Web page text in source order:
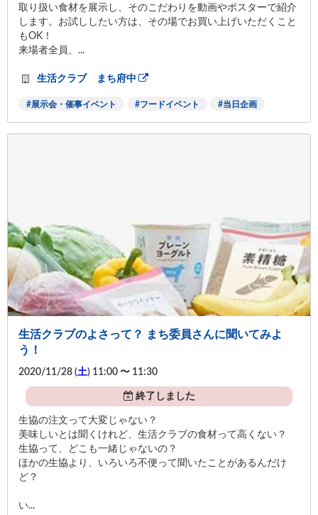
取り扱い食材を展示し、そのこだわりを動画やポスターで紹介
します。お試ししたい方は、その場でお買い上げいただくこと
もOK！
来場者全員、...
生活クラブ まち府中
展示会・催事イベント フードイベント 当日企画
生活クラブのよさって？ まち委員さんに聞いてみよ
う！
2020/11/28 (土) 11:00 〜 11:30
終了しました
生協の注文って大変じゃない？
美味しいとは聞くけれど、生活クラブの食材って高くない？
生協って、どこも一緒じゃないの？
ほかの生協より、いろいろ不便って聞いたことがあるんだけ
ど？
い...